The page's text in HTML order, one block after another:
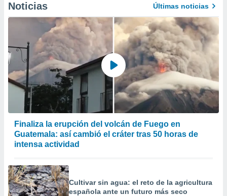
Noticias Últimas noticias
Finaliza la erupción del volcán de Fuego en
Guatemala: así cambió el cráter tras 50 horas de
intensa actividad
Cultivar sin agua: el reto de la agricultura
española ante un futuro más seco